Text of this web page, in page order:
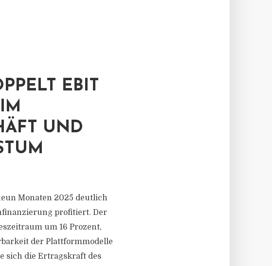
EBIT
UND
Monaten 2025 deutlich
profitiert. Der
um 16 Prozent,
der Plattformmodelle
sich die Ertragskraft des